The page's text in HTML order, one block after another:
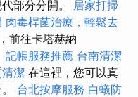
部分分開。 居家打掃
肉毒桿菌治療，輕鬆去
前往卡塔赫納
記帳服務推薦 台南清潔
潔 在這裡，您可以真
台北按摩服務 白蟻防